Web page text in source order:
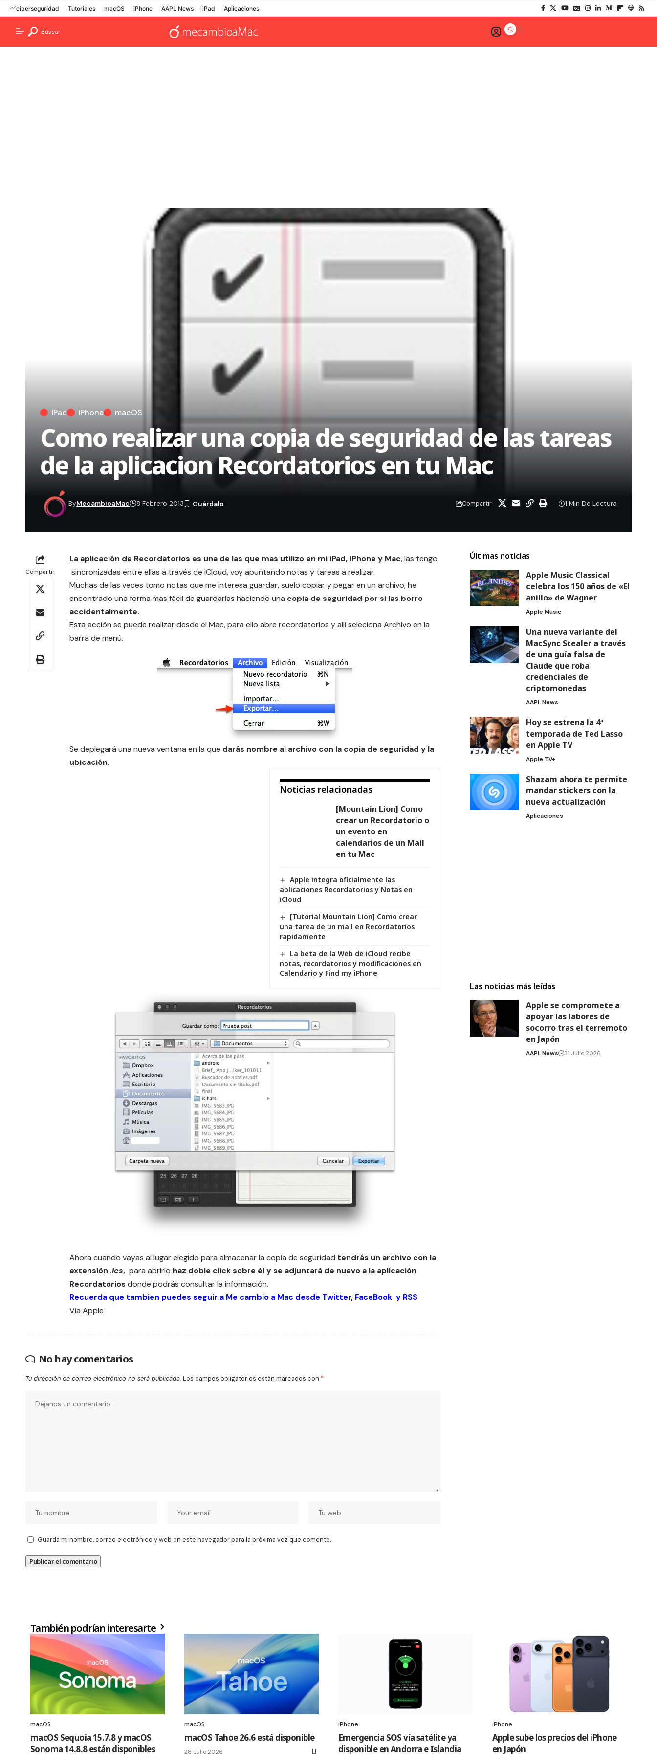
ciberseguridad Tutoriales macOS iPhone AAPL News iPad Aplicaciones
Buscar
iPad iPhone macOS
Como realizar una copia de seguridad de las tareas
de la aplicacion Recordatorios en tu Mac
ByMecambioaMac 8 Febrero 2013 Compartir 1 Min De Lectura
Compartir
La aplicación de Recordatorios es una de las que mas utilizo en mi iPad, iPhone y Mac, las tengo
sincronizadas entre ellas a través de iCloud, voy apuntando notas y tareas a realizar.
Muchas de las veces tomo notas que me interesa guardar, suelo copiar y pegar en un archivo, he
encontrado una forma mas fácil de guardarlas haciendo una copia de seguridad por si las borro
accidentalmente.
Esta acción se puede realizar desde el Mac, para ello abre recordatorios y allí seleciona Archivo en la
barra de menú.
Se deplegará una nueva ventana en la que darás nombre al archivo con la copia de seguridad y la
ubicación.
Noticias relacionadas
[Mountain Lion] Como
crear un Recordatorio o
un evento en
calendarios de un Mail
en tu Mac
Apple integra oficialmente las
aplicaciones Recordatorios y Notas en
iCloud
[Tutorial Mountain Lion] Como crear
una tarea de un mail en Recordatorios
rapidamente
La beta de la Web de iCloud recibe
notas, recordatorios y modificaciones en
Calendario y Find my iPhone
Ahora cuando vayas al lugar elegido para almacenar la copia de seguridad tendrás un archivo con la
extensión .ics, para abrirlo haz doble click sobre él y se adjuntará de nuevo a la aplicación
Recordatorios donde podrás consultar la información.
Recuerda que tambien puedes seguir a Me cambio a Mac desde Twitter, FaceBook y RSS
Via Apple
No hay comentarios
Tu dirección de correo electrónico no será publicada. Los campos obligatorios están marcados con *
Guarda mi nombre, correo electrónico y web en este navegador para la próxima vez que comente.
Últimas noticias
Apple Music Classical
celebra los 150 años de «El
anillo» de Wagner
Apple Music
Una nueva variante del
MacSync Stealer a través
de una guía falsa de
Claude que roba
credenciales de
criptomonedas
AAPL News
Hoy se estrena la 4ª
temporada de Ted Lasso
en Apple TV
Apple TV+
Shazam ahora te permite
mandar stickers con la
nueva actualización
Aplicaciones
Las noticias más leídas
Apple se compromete a
apoyar las labores de
socorro tras el terremoto
en Japón
AAPL News 31 Julio 2026
También podrían interesarte
macOS
macOS Sequoia 15.7.8 y macOS
Sonoma 14.8.8 están disponibles
macOS
macOS Tahoe 26.6 está disponible
28 Julio 2026
iPhone
Emergencia SOS vía satélite ya
disponible en Andorra e Islandia
iPhone
Apple sube los precios del iPhone
en Japón